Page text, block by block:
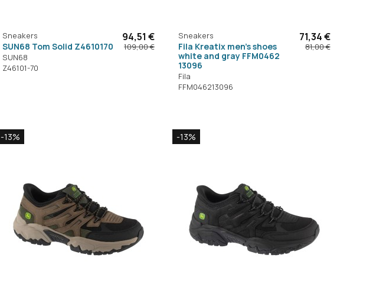
Sneakers
SUN68 Tom Solid Z4610170
SUN68
Z46101-70
94,51 €
109,00 €
Sneakers
Fila Kreatix men's shoes
white and gray FFM0462
13096
Fila
FFM046213096
71,34 €
81,00 €
-13% -13%